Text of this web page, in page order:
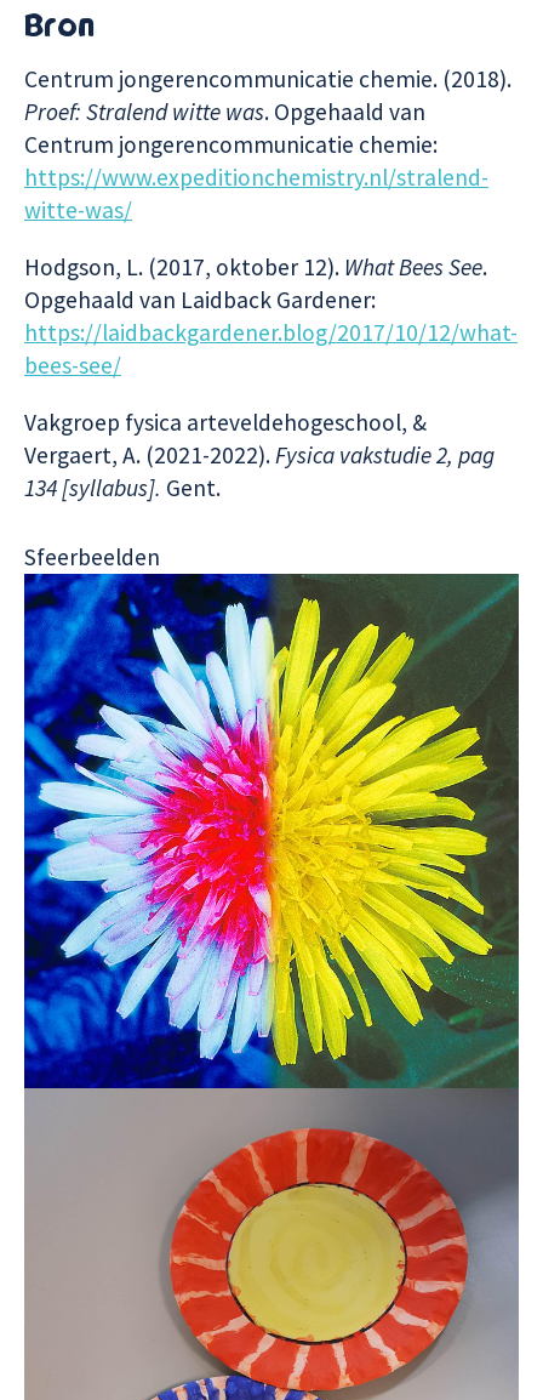
Bron
Centrum jongerencommunicatie chemie. (2018).
Proef: Stralend witte was. Opgehaald van
Centrum jongerencommunicatie chemie:
https://www.expeditionchemistry.nl/stralend-
witte-was/
Hodgson, L. (2017, oktober 12). What Bees See.
Opgehaald van Laidback Gardener:
https://laidbackgardener.blog/2017/10/12/what-
bees-see/
Vakgroep fysica arteveldehogeschool, &
Vergaert, A. (2021-2022). Fysica vakstudie 2, pag
134 [syllabus]. Gent.
Sfeerbeelden